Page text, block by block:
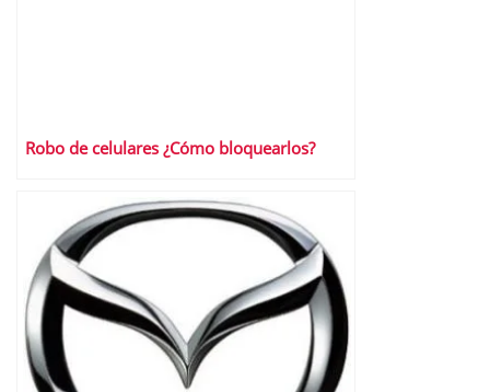
Robo de celulares ¿Cómo bloquearlos?